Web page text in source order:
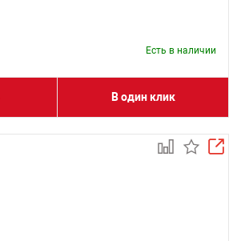
Есть в наличии
В один клик